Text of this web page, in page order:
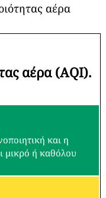
αέρα
αέρα (AQI).
και η
μικρό ή καθόλου